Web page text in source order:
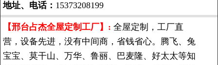
地址、电话： 15373208199
【邢台占杰全屋定制工厂】: 全屋定制，工厂直
营，设备先进，没有中间商，省钱省心。腾飞、兔
宝宝、莫干山、万华、鲁丽、巴麦隆、好太太等知